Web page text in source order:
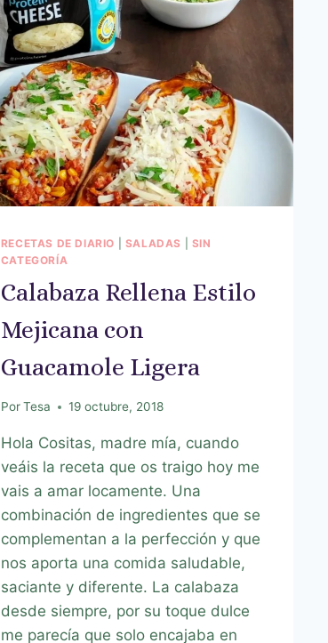
RECETAS DE DIARIO SALADAS
SIN
CATEGORÍA
Calabaza Rellena Estilo
Mejicana con
Guacamole Ligera
PorTesa 19 octubre, 2018
Hola Cositas, madre mía, cuando
veáis la receta que os traigo hoy me
vais a amar locamente. Una
combinación de ingredientes que se
complementan a la perfección y que
nos aporta una comida saludable,
saciante y diferente. La calabaza
desde siempre, por su toque dulce
me parecía que solo encajaba en